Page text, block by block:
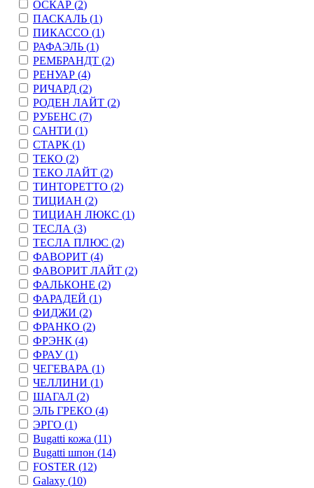
ОСКАР (2)
ПАСКАЛЬ (1)
ПИКАССО (1)
РАФАЭЛЬ (1)
РЕМБРАНДТ (2)
РЕНУАР (4)
РИЧАРД (2)
РОДЕН ЛАЙТ (2)
РУБЕНС (7)
САНТИ (1)
СТАРК (1)
ТЕКО (2)
ТЕКО ЛАЙТ (2)
ТИНТОРЕТТО (2)
ТИЦИАН (2)
ТИЦИАН ЛЮКС (1)
ТЕСЛА (3)
ТЕСЛА ПЛЮС (2)
ФАВОРИТ (4)
ФАВОРИТ ЛАЙТ (2)
ФАЛЬКОНЕ (2)
ФАРАДЕЙ (1)
ФИДЖИ (2)
ФРАНКО (2)
ФРЭНК (4)
ФРАУ (1)
ЧЕГЕВАРА (1)
ЧЕЛЛИНИ (1)
ШАГАЛ (2)
ЭЛЬ ГРЕКО (4)
ЭРГО (1)
Bugatti кожа (11)
Bugatti шпон (14)
FOSTER (12)
Galaxy (10)